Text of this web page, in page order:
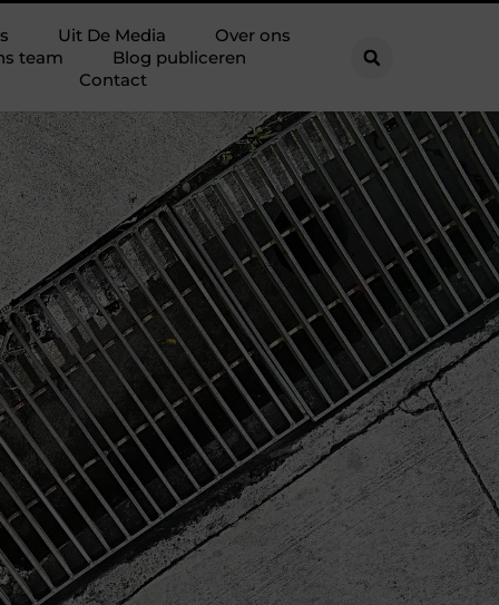
Uit De Media
Over ons
team
Blog publiceren
Contact